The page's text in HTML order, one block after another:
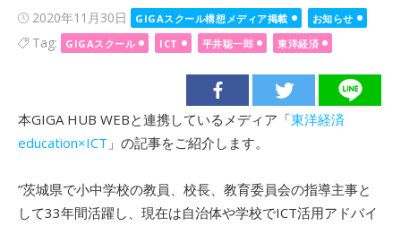
Posted
on
2020年11月30日 GIGAスクール構想メディア掲載 お知らせ
Tag: GIGAスクール ICT 平井聡一郎 東洋経済
本GIGA HUB WEBと連携しているメディア「東洋経済
education×ICT 」の記事をご紹介します。
”茨城県で小中学校の教員、校長、教育委員会の指導主事と
して33年間活躍し、現在は自治体や学校でICT活用アドバイ